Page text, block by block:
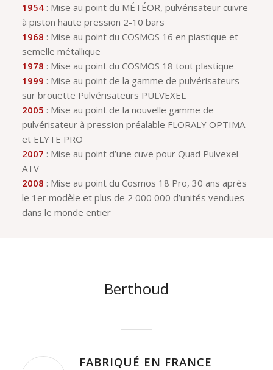
1954: Mise au point du MÉTÉOR, pulvérisateur cuivre
à piston haute pression 2-10 bars
1968 : Mise au point du COSMOS 16 en plastique et
semelle métallique
1978 : Mise au point du COSMOS 18 tout plastique
1999 : Mise au point de la gamme de pulvérisateurs
sur brouette Pulvérisateurs PULVEXEL
2005 : Mise au point de la nouvelle gamme de
pulvérisateur à pression préalable FLORALY OPTIMA
et ELYTE PRO
2007 : Mise au point d’une cuve pour Quad Pulvexel
ATV
2008 : Mise au point du Cosmos 18 Pro, 30 ans après
le 1er modèle et plus de 2 000 000 d’unités vendues
dans le monde entier
Berthoud
FABRIQUÉ EN FRANCE